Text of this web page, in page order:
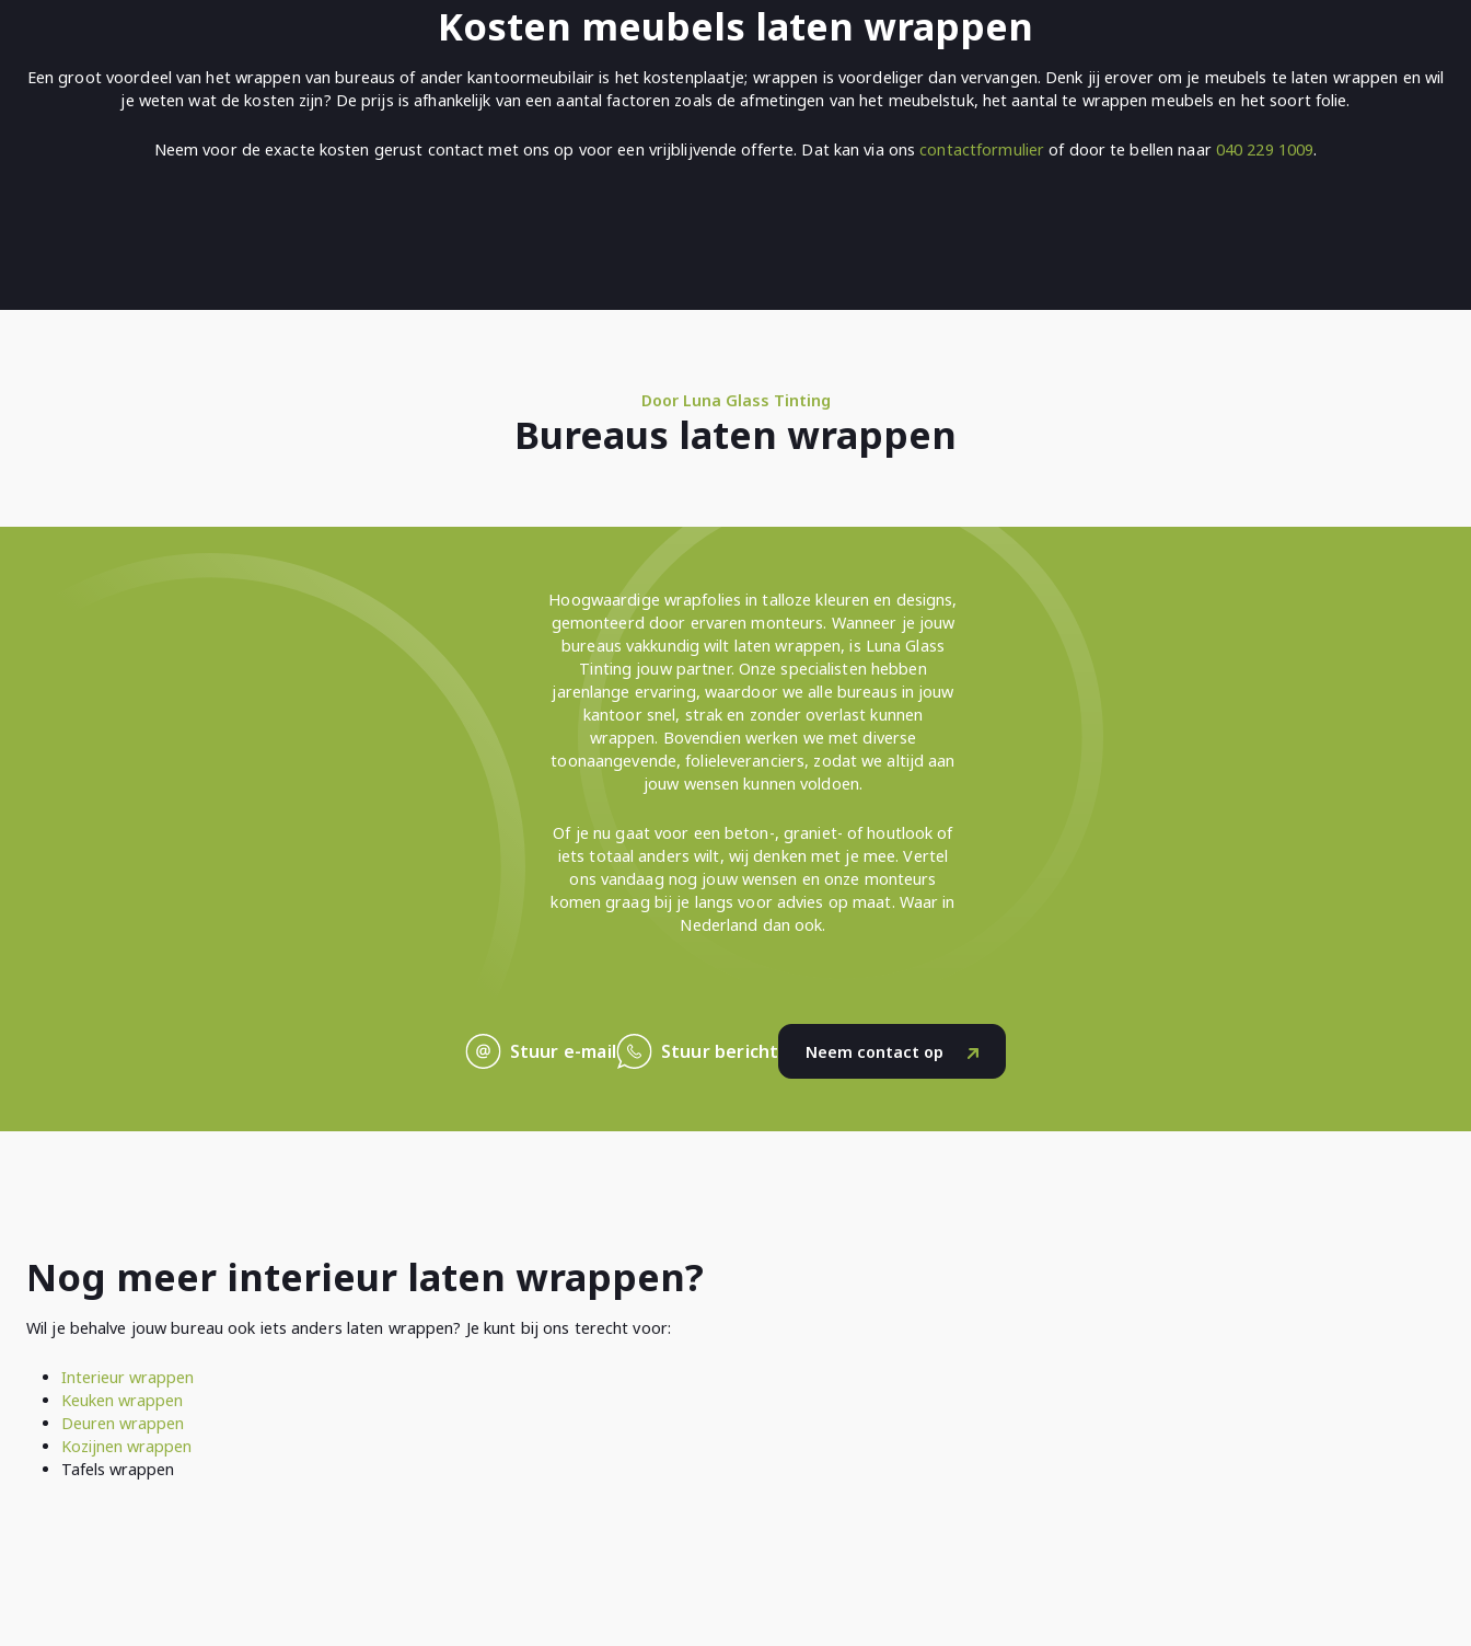
Kosten meubels laten wrappen
Een groot voordeel van het wrappen van bureaus of ander kantoormeubilair is het kostenplaatje; wrappen is voordeliger dan vervangen. Denk jij erover om je meubels te laten wrappen en wil
je weten wat de kosten zijn? De prijs is afhankelijk van een aantal factoren zoals de afmetingen van het meubelstuk, het aantal te wrappen meubels en het soort folie.
Neem voor de exacte kosten gerust contact met ons op voor een vrijblijvende offerte. Dat kan via onscontactformulierof door te bellen naar 040 229 1009.
Door Luna Glass Tinting
Bureaus laten wrappen
Hoogwaardige wrapfolies in talloze kleuren en designs,
gemonteerd door ervaren monteurs. Wanneer je jouw
bureaus vakkundig wilt laten wrappen, is Luna Glass
Tinting jouw partner. Onze specialisten hebben
jarenlange ervaring, waardoor we alle bureaus in jouw
kantoor snel, strak en zonder overlast kunnen
wrappen. Bovendien werken we met diverse
toonaangevende, folieleveranciers, zodat we altijd aan
jouw wensen kunnen voldoen.
Of je nu gaat voor een beton-, graniet- of houtlook of
iets totaal anders wilt, wij denken met je mee. Vertel
ons vandaag nog jouw wensen en onze monteurs
komen graag bij je langs voor advies op maat. Waar in
Nederland dan ook.
Stuur e-mail Stuur bericht Neem contact op
Nog meer interieur laten wrappen?
Wil je behalve jouw bureau ook iets anders laten wrappen? Je kunt bij ons terecht voor:
Interieur wrappen
Keuken wrappen
Deuren wrappen
Kozijnen wrappen
Tafels wrappen